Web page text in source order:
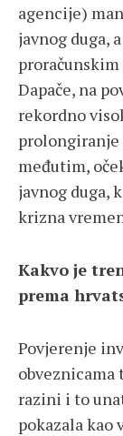
agencije)
javnog duga,
Dapače, na
rekordno
prolongiranje
međutim,
javnog duga,
krizna
Kakvo je
prema
Povjerenje
obveznicama
razini i to
pokazala kao